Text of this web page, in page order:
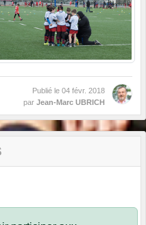
Publié le 04 févr. 2018
par Jean-Marc UBRICH